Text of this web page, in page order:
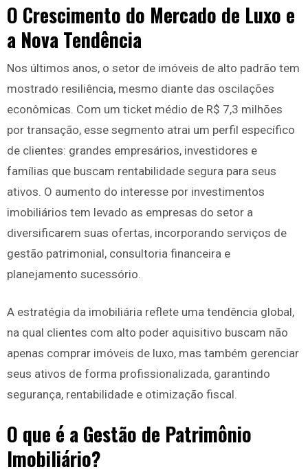
O Crescimento do Mercado de Luxo e
a Nova Tendência
Nos últimos anos, o setor de imóveis de alto padrão tem
mostrado resiliência, mesmo diante das oscilações
econômicas. Com um ticket médio de R$ 7,3 milhões
por transação, esse segmento atrai um perfil específico
de clientes: grandes empresários, investidores e
famílias que buscam rentabilidade segura para seus
ativos. O aumento do interesse por investimentos
imobiliários tem levado as empresas do setor a
diversificarem suas ofertas, incorporando serviços de
gestão patrimonial, consultoria financeira e
planejamento sucessório.
A estratégia da imobiliária reflete uma tendência global,
na qual clientes com alto poder aquisitivo buscam não
apenas comprar imóveis de luxo, mas também gerenciar
seus ativos de forma profissionalizada, garantindo
segurança, rentabilidade e otimização fiscal.
O que é a Gestão de Patrimônio
Imobiliário?